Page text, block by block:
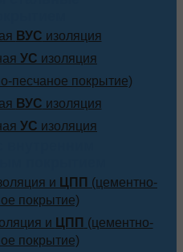
ВУС изоляция
УС изоляция
песчаное покрытие)
ВУС изоляция
УС изоляция
и ЦПП (цементно-
покрытие)
и ЦПП (цементно-
покрытие)